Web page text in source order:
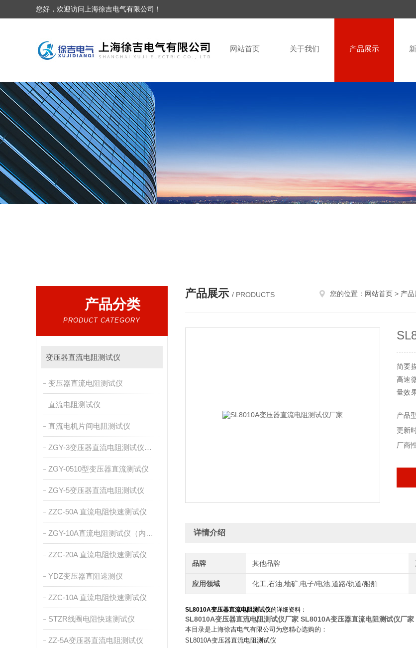
您好，欢迎访问上海徐吉电气有限公司！
网站首页 关于我们 产品展示
产品展示 / PRODUCTS 您的位置： 网站首页 > 产
简要
高速
量效
重量
直流
产品
更新
厂商
详情介绍
品牌 其他品牌
应用领域 化工,石油,地矿,电子/电池,道路/轨道/船舶
SL8010A变压器直流电阻测试仪的详细资料：
SL8010A变压器直流电阻测试仪厂家 SL8010A变压器直流电阻测试仪厂家
本目录是上海徐吉电气有限公司为您精心选购的：
SL8010A变压器直流电阻测试仪
产品分类
PRODUCT CATEGORY
变压器直流电阻测试仪
变压器直流电阻测试仪
直流电阻测试仪
直流电机片间电阻测试仪
ZGY-3变压器直流电阻测试仪（内置充电电池）
ZGY-0510型变压器直流测试仪
ZGY-5变压器直流电阻测试仪
ZZC-50A 直流电阻快速测试仪
ZGY-10A直流电阻测试仪（内置充电电池）
ZZC-20A 直流电阻快速测试仪
YDZ变压器直阻速测仪
ZZC-10A 直流电阻快速测试仪
STZR线圈电阻快速测试仪
ZZ-5A变压器直流电阻测试仪